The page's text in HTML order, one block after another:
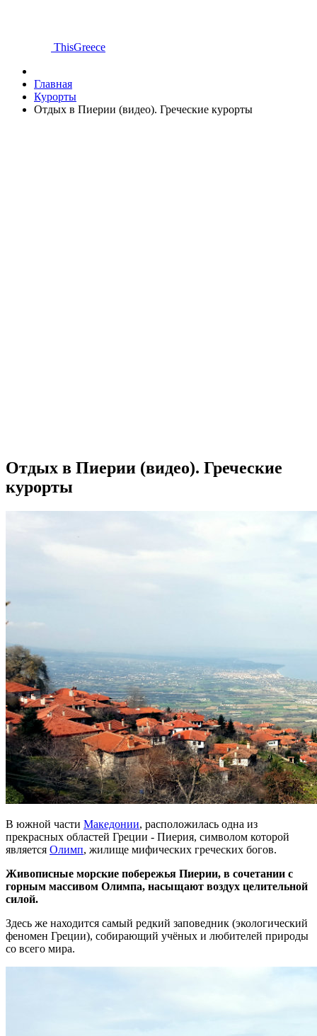
ThisGreece
Главная
Курорты
Отдых в Пиерии (видео). Греческие курорты
Отдых в Пиерии (видео). Греческие
курорты
В южной части Македонии, расположилась одна из
прекрасных областей Греции - Пиерия, символом которой
является Олимп, жилище мифических греческих богов.
Живописные морские побережья Пиерии, в сочетании с
горным массивом Олимпа, насыщают воздух целительной
силой.
Здесь же находится самый редкий заповедник (экологический
феномен Греции), собирающий учёных и любителей природы
со всего мира.